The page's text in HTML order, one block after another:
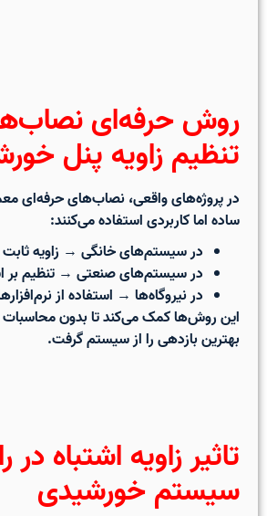
روش حرفه‌ای
تنظیم زاویه پنل
در پروژه‌های واقعی، نصاب‌های حرفه‌ای
ساده اما کاربردی استفاده می‌کنند:
در سیستم‌های خانگی → زاویه ثابت
در سیستم‌های صنعتی → تنظیم
در نیروگاه‌ها → استفاده از
این روش‌ها کمک می‌کند تا بدون محاسبات
بهترین بازدهی را از سیستم گرفت.
تاثیر زاویه اشتباه در
سیستم خورشیدی